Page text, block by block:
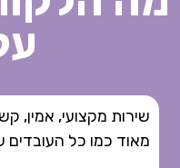
שירות מקצועי, אמין,
מאוד כמו כל